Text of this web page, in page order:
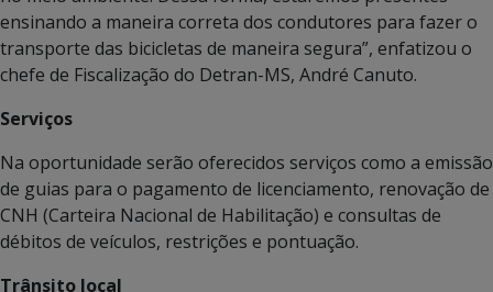
ensinando a maneira correta dos condutores para fazer o
transporte das bicicletas de maneira segura”, enfatizou o
chefe de Fiscalização do Detran-MS, André Canuto.
Serviços
Na oportunidade serão oferecidos serviços como a emissão
de guias para o pagamento de licenciamento, renovação de
CNH (Carteira Nacional de Habilitação) e consultas de
débitos de veículos, restrições e pontuação.
Trânsito local